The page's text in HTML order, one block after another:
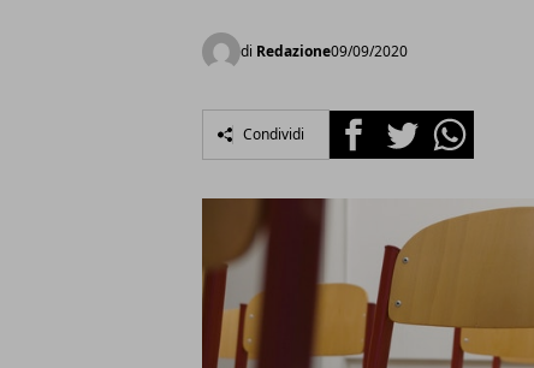
di Redazione09/09/2020
Condividi FacebookTwitterWhatsapp